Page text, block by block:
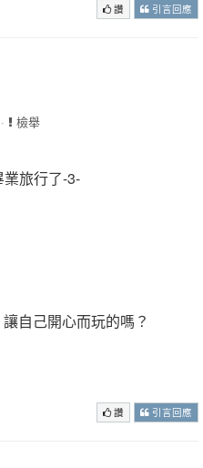
讚 引言回應
檢舉
旅行了-3-
自己開心而玩的嗎？
讚 引言回應